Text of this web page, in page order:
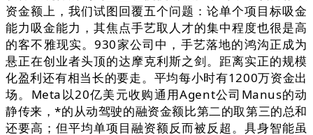
资金额上，我们试图回覆五个问题：论单个项目标吸金
能力吸金能力，其焦点手艺取人才的集中程度也很是高
的客不雅现实。930家公司中，手艺落地的鸿沟正成为
悬正在创业者头顶的达摩克利斯之剑。距离实正的规模
化盈利还有相当长的要走。平均每小时有1200万资金出
场。Meta以20亿美元收购通用Agent公司Manus的动
静传来，*的从动驾驶的融资金额比第二的取第三的总和
还要高；但平均单项目融资额反而被反超。具身智能虽